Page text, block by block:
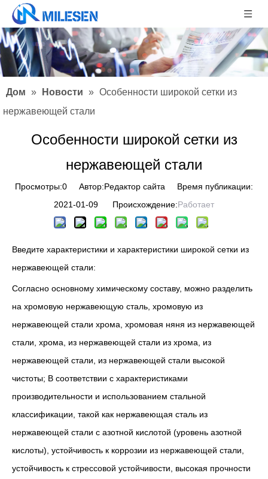
Дом » Новости » Особенности широкой сетки из
нержавеющей стали
Особенности широкой сетки из
нержавеющей стали
Просмотры:0 Автор:Pедактор сайта Время публикации:
2021-01-09 Происхождение:Работает
Введите характеристики и характеристики широкой сетки из
нержавеющей стали:
Согласно основному химическому составу, можно разделить
на хромовую нержавеющую сталь, хромовую из
нержавеющей стали хрома, хромовая няня из нержавеющей
стали, хрома, из нержавеющей стали из хрома, из
нержавеющей стали, из нержавеющей стали высокой
чистоты; В соответствии с характеристиками
производительности и использованием стальной
классификации, такой как нержавеющая сталь из
нержавеющей стали с азотной кислотой (уровень азотной
кислоты), устойчивость к коррозии из нержавеющей стали,
устойчивость к стрессовой устойчивости, высокая прочности